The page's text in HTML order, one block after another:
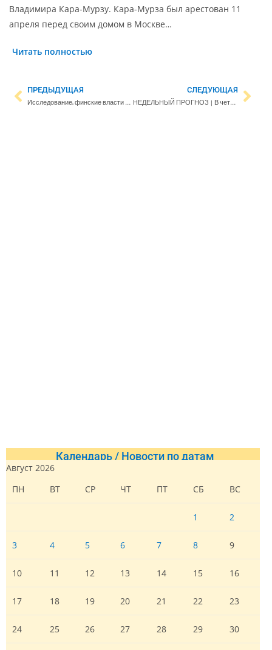
Владимира Кара-Мурзу. Кара-Мурза был арестован 11
апреля перед своим домом в Москве…
Читать полностью
ПРЕДЫДУЩАЯ
Исследование: финские власти преуменьшали угрозу коронавируса
СЛЕДУЮЩАЯ
НЕДЕЛЬНЫЙ ПРОГНОЗ | В четверг погода испортится. Ночные заморозки и мокрый снег обещают задержаться
Календарь / Новости по датам
Август 2026
ПН
ВТ СР ЧТ ПТ СБ ВС
1 2
3 4 5 6 7 8 9
10 11 12 13 14 15 16
17 18 19 20 21 22 23
24 25 26 27 28 29 30